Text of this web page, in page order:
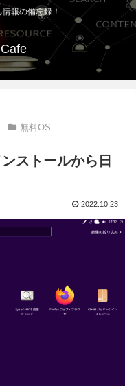
報の備忘録！
無料OS
ストールから日
2022.10.23